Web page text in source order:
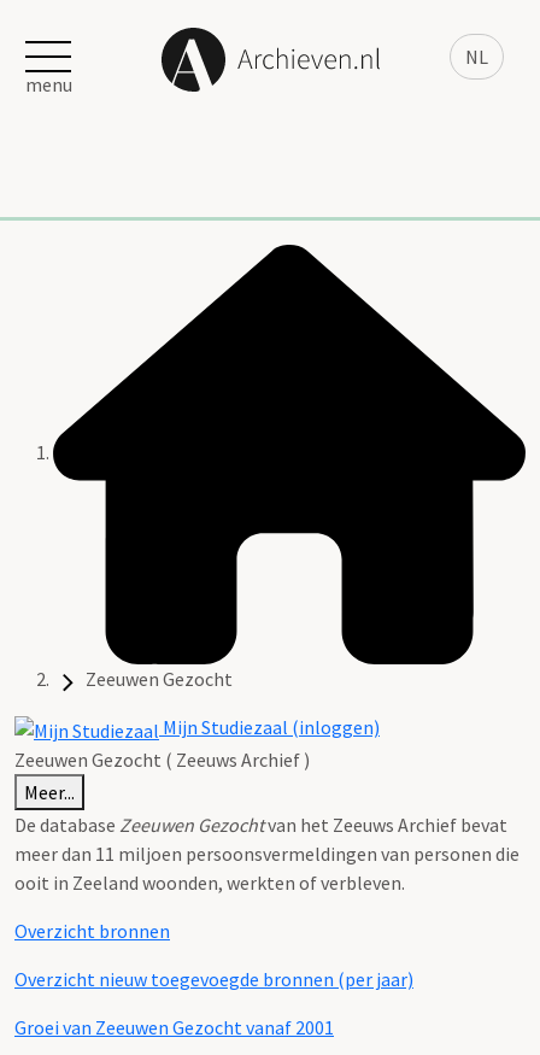
NL
menu
Zeeuwen Gezocht
Mijn Studiezaal (inloggen)
Zeeuwen Gezocht ( Zeeuws Archief )
Meer...
De database Zeeuwen Gezochtvan het Zeeuws Archief bevat
meer dan 11 miljoen persoonsvermeldingen van personen die
ooit in Zeeland woonden, werkten of verbleven.
Overzicht bronnen
Overzicht nieuw toegevoegde bronnen (per jaar)
Groei van Zeeuwen Gezocht vanaf 2001